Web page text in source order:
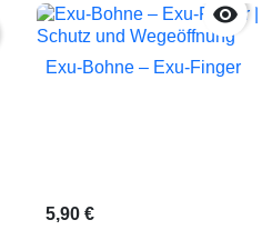

Exu-Bohne – Exu-Finger
5,90 €